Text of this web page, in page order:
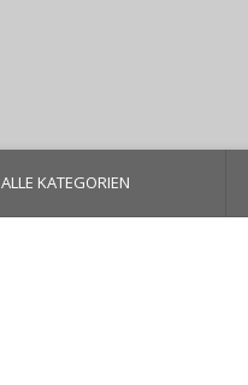
ALLE KATEGORIEN